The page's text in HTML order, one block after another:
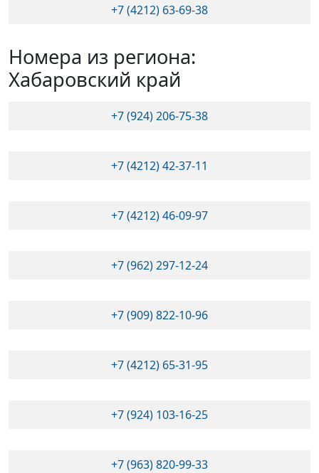
+7 (4212) 63-69-38
Номера из региона:
Хабаровский край
+7 (924) 206-75-38
+7 (4212) 42-37-11
+7 (4212) 46-09-97
+7 (962) 297-12-24
+7 (909) 822-10-96
+7 (4212) 65-31-95
+7 (924) 103-16-25
+7 (963) 820-99-33